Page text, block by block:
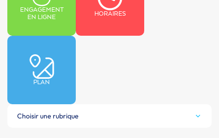
ENGAGEMENT
EN LIGNE
HORAIRES
PLAN
Choisir une rubrique